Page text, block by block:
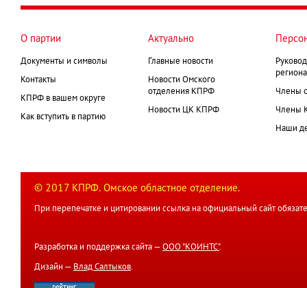
О партии
Документы и символы
Контакты
КПРФ в вашем округе
Как вступить в партию
Актуально
Главные новости
Новости Омского
отделения КПРФ
Новости ЦК КПРФ
Члены
Члены
Наши
© 2017 КПРФ. Омское областное отделение.
При перепечатке и цитировании ссылка на официальный сайт
Разработка и поддержка сайта — ООО "КОИНТС".
Дизайн — Влад Салтыков.